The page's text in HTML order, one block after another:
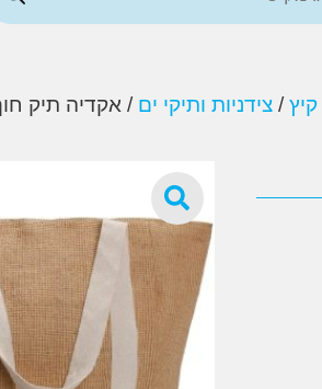
קיץ/ צידניות ותיקי ים / אקדיה תיק